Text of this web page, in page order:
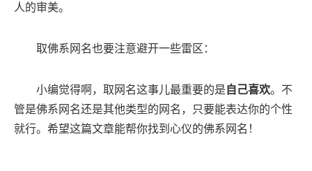
人的审美。
取佛系网名也要注意避开一些雷区：
小编觉得啊，取网名这事儿最重要的是 自己喜欢。不
管是佛系网名还是其他类型的网名，只要能表达你的个性
就行。希望这篇文章能帮你找到心仪的佛系网名！